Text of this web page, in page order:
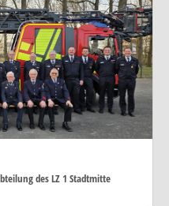
des LZ 1 Stadtmitte